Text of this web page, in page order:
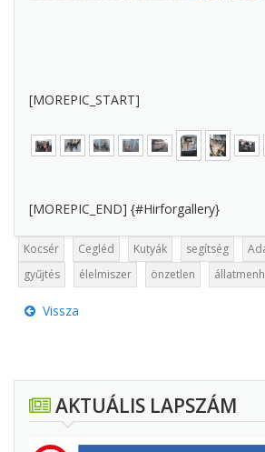
[MOREPIC_START]
[MOREPIC_END] {#Hirforgallery}
Kocsér Cegléd Kutyák segítség
gyűjtés
élelmiszer önzetlen
Vissza
AKTUÁLIS LAPSZÁM